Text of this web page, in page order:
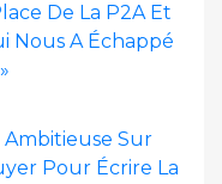
De La P2A Et
Nous A Échappé
Ambitieuse Sur
Pour Écrire La